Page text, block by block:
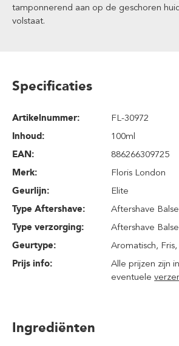
tamponnerend aan op de geschoren
volstaat.
Specificaties
Artikelnummer:
FL-30972
Inhoud:
100ml
EAN:
886266309725
Merk:
Floris London
Geurlijn:
Elite
Type Aftershave:
Aftershave
Type verzorging:
Aftershave
Geurtype:
Aromatisch, Fris
Prijs info:
Alle prijzen zijn
eventuele
Ingrediënten